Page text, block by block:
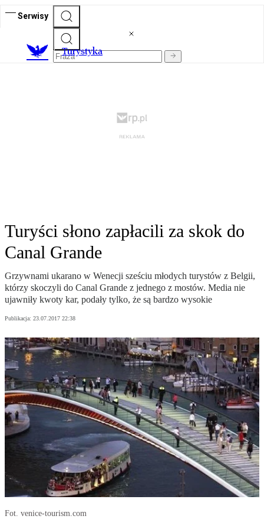
Serwisy
Turystyka
Turyści słono zapłacili za skok do
Canal Grande
Grzywnami ukarano w Wenecji sześciu młodych turystów z Belgii,
którzy skoczyli do Canal Grande z jednego z mostów. Media nie
ujawniły kwoty kar, podały tylko, że są bardzo wysokie
Publikacja: 23.07.2017 22:38
Fot. venice-tourism.com